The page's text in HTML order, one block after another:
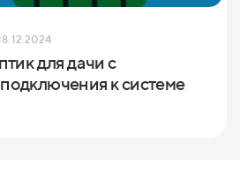
для дачи с
к системе